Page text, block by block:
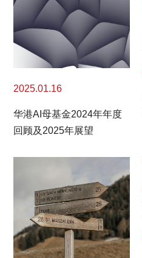
2025.01.16
华港AI母基金2024年年度
回顾及2025年展望